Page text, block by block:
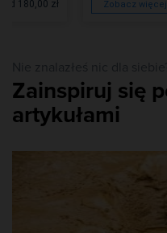
od 180,00 zł Zobacz więcej
Zainspiruj się
artykułami